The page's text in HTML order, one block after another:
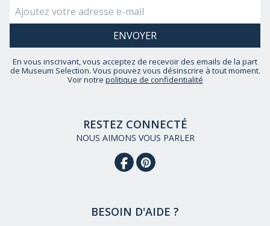
En vous inscrivant, vous acceptez de recevoir des emails de la part
de Museum Selection. Vous pouvez vous désinscrire à tout moment.
Voir notre politique de confidentialité
RESTEZ CONNECTÉ
NOUS AIMONS VOUS PARLER
BESOIN D'AIDE ?